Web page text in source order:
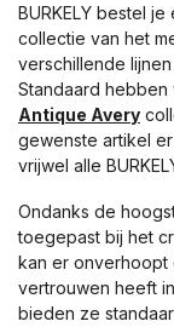
BURKELY bestel
collectie van het
verschillende
Standaard hebben
Antique Avery
gewenste artikel
vrijwel alle
Ondanks de
toegepast bij het
kan er onverhoopt
vertrouwen heeft
bieden ze